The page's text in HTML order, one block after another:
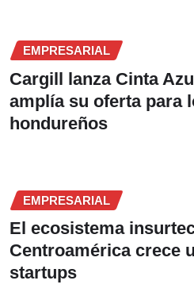
EMPRESARIAL
Cargill lanza Cinta
amplía su oferta para
hondureños
EMPRESARIAL
El ecosistema
Centroamérica crece
startups